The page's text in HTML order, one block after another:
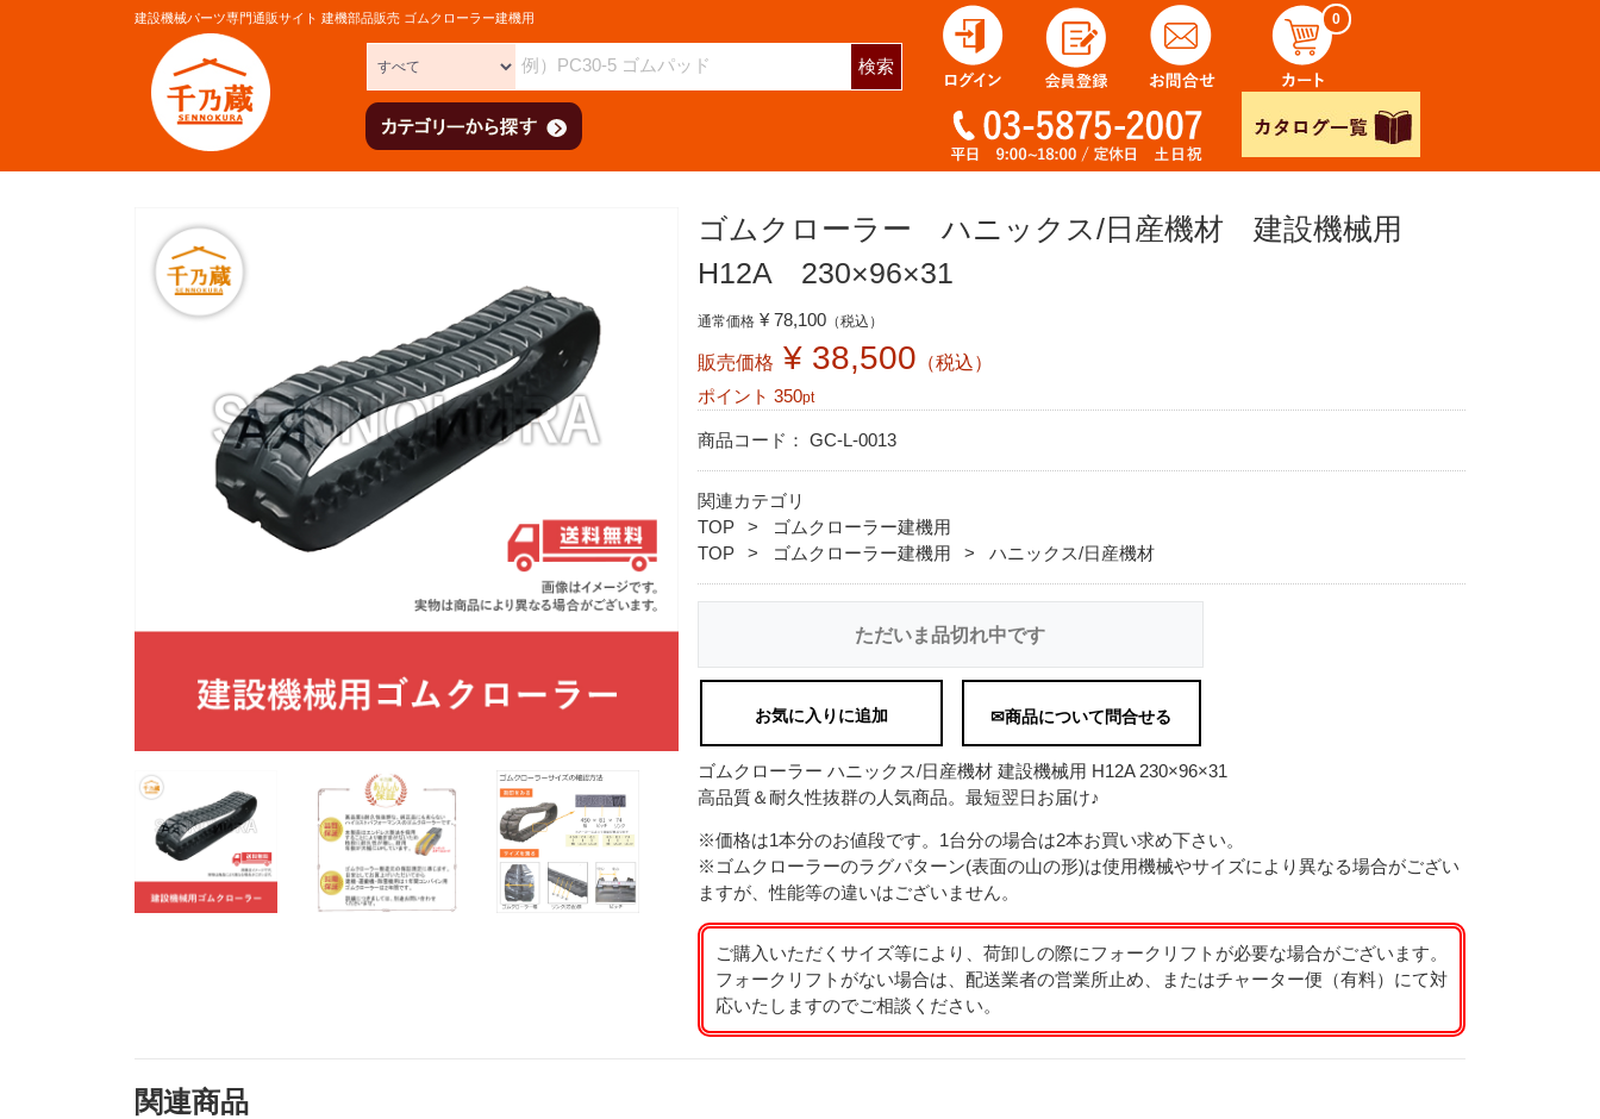
建設機械パーツ専門通販サイト 建機部品販売 ゴムクローラー建機用
検索
0
ゴムクローラー ハニックス/日産機材 建設機械用
H12A 230×96×31
通常価格 ¥ 78,100（税込）
販売価格 ¥ 38,500 （税込）
ポイント 350pt
商品コード： GC-L-0013
関連カテゴリ
TOP
ゴムクローラー建機用
TOP
ゴムクローラー建機用 ハニックス/日産機材
ただいま品切れ中です
お気に入りに追加 ✉商品について問合せる
ゴムクローラー ハニックス/日産機材 建設機械用 H12A 230×96×31
高品質＆耐久性抜群の人気商品。最短翌日お届け♪
※価格は1本分のお値段です。1台分の場合は2本お買い求め下さい。
※ゴムクローラーのラグパターン(表面の山の形)は使用機械やサイズにより異なる場合がござい
ますが、性能等の違いはございません。
ご購入いただくサイズ等により、荷卸しの際にフォークリフトが必要な場合がございます。
フォークリフトがない場合は、配送業者の営業所止め、またはチャーター便（有料）にて対
応いたしますのでご相談ください。
関連商品